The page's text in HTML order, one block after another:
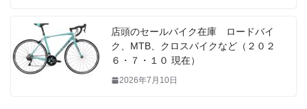
店頭のセールバイク在庫 ロードバイ
ク、MTB、クロスバイクなど（２０２
６・７・１０ 現在）
2026年7月10日